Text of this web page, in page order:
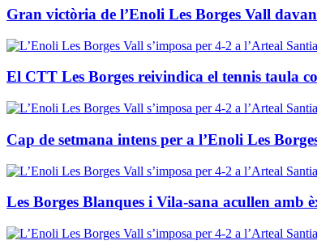
Gran victòria de l’Enoli Les Borges Vall
El CTT Les Borges reivindica el tennis taula
Cap de setmana intens per a l’Enoli Les
Les Borges Blanques i Vila‑sana acullen